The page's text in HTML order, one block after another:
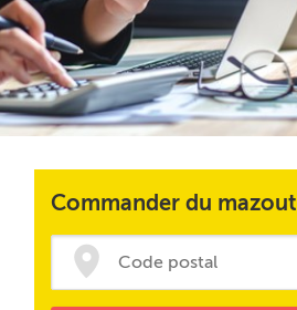
Commander du mazout